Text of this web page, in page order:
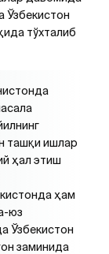
Ўзбекистон
тўхталиб
ташқи ишлар
ҳал этиш
ҳам
юз
Ўзбекистон
заминида